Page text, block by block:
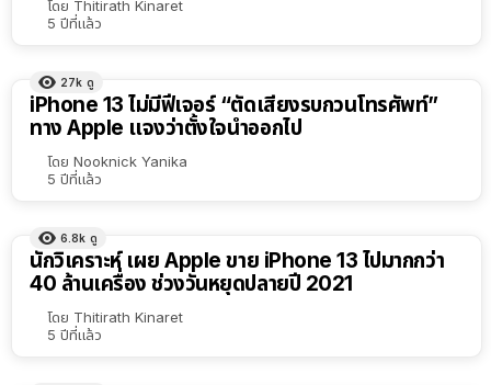
โดย Thitirath Kinaret
5 ปีที่แล้ว
27k ดู
iPhone 13 ไม่มีฟีเจอร์ “ตัดเสียงรบกวนโทรศัพท์”
ทาง Apple แจงว่าตั้งใจนำออกไป
โดย Nooknick Yanika
5 ปีที่แล้ว
6.8k ดู
นักวิเคราะห์ เผย Apple ขาย iPhone 13 ไปมากกว่า
40 ล้านเครื่อง ช่วงวันหยุดปลายปี 2021
โดย Thitirath Kinaret
5 ปีที่แล้ว